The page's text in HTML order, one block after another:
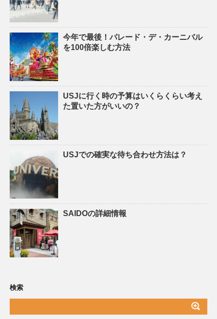
今年で最後！パレード・デ・カーニバル
を100倍楽しむ方法
USJに行く時の予算はいくらくらい考え
た置いた方がいいの？
USJでの確実な待ち合わせ方法は？
SAIDOの詳細情報
検索